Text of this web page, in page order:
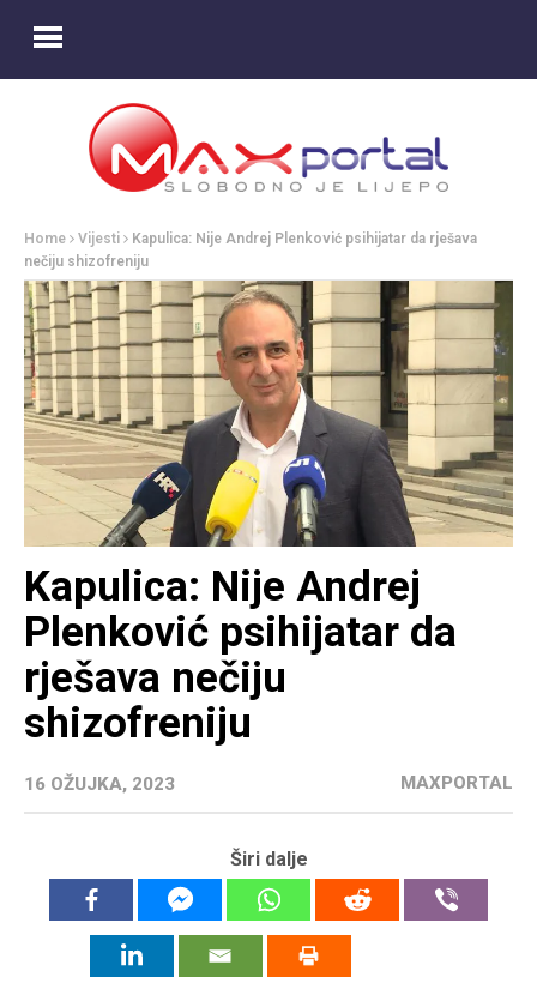
Home Vijesti
Kapulica: Nije Andrej Plenković psihijatar da rješava
nečiju shizofreniju
Kapulica: Nije Andrej
Plenković psihijatar da
rješava nečiju
shizofreniju
16 OŽUJKA, 2023 MAXPORTAL
Širi dalje